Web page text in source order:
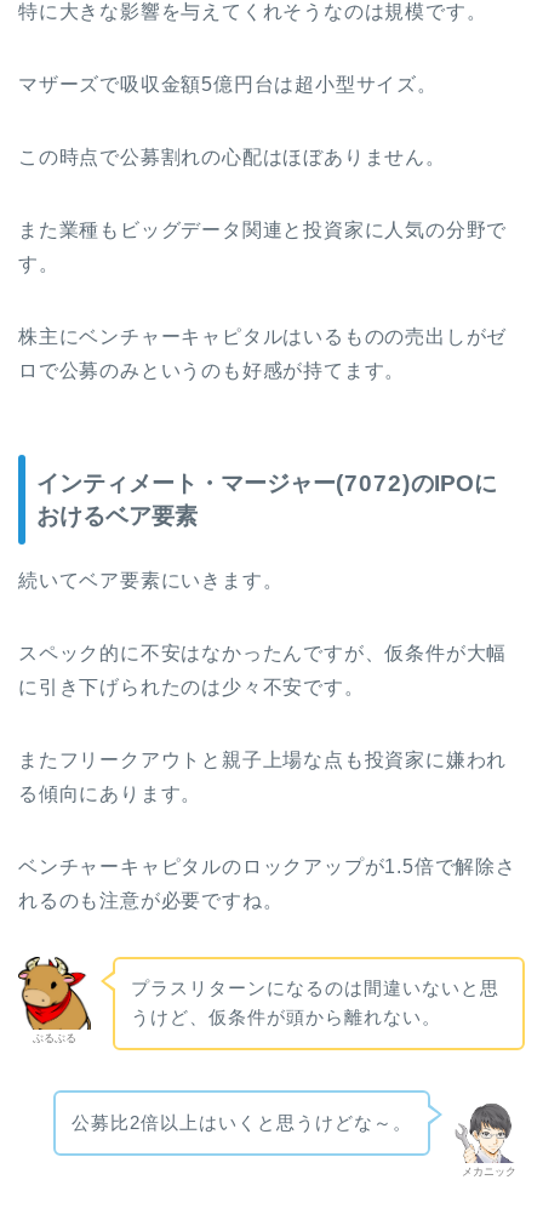
特に大きな影響を与えてくれそうなのは規模です。
マザーズで吸収金額5億円台は超小型サイズ。
この時点で公募割れの心配はほぼありません。
また業種もビッグデータ関連と投資家に人気の分野で
す。
株主にベンチャーキャピタルはいるものの売出しがゼ
ロで公募のみというのも好感が持てます。
インティメート・マージャー(7072)のIPOに
おけるベア要素
続いてベア要素にいきます。
スペック的に不安はなかったんですが、仮条件が大幅
に引き下げられたのは少々不安です。
またフリークアウトと親子上場な点も投資家に嫌われ
る傾向にあります。
ベンチャーキャピタルのロックアップが1.5倍で解除さ
れるのも注意が必要ですね。
ぶるぶる
プラスリターンになるのは間違いないと思
うけど、仮条件が頭から離れない。
メカニック
公募比2倍以上はいくと思うけどな～。